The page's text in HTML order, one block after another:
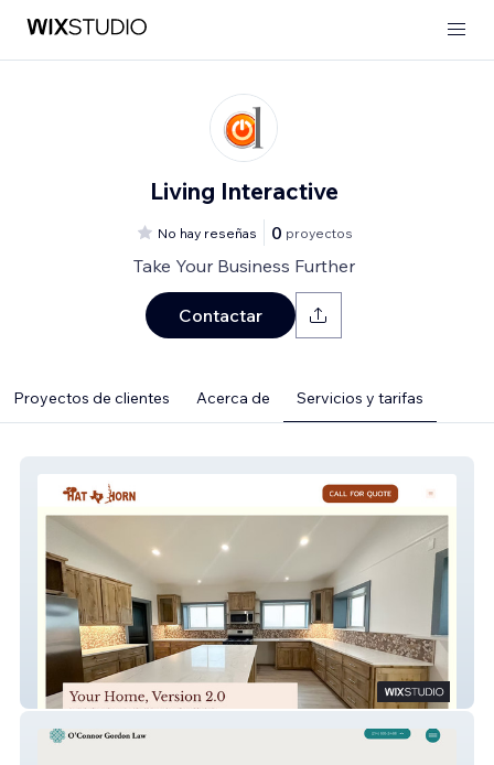
Living Interactive
No hay reseñas 0 proyectos
Take Your Business Further
Contactar
Proyectos de clientes Acerca de Servicios y tarifas
Hat Horn Repair